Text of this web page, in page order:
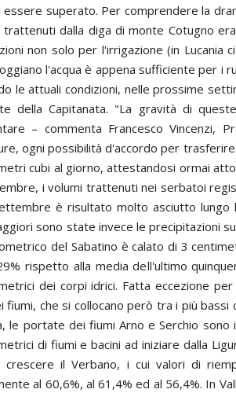
superato. Per comprendere la
trattenuti dalla diga di monte Cotugno
non solo per l'irrigazione (in
l'acqua è appena sufficiente per i
le attuali condizioni, nelle prossime
della Capitanata. "La gravità di
– commenta Francesco Vincenzi,
ogni possibilità d'accordo per trasferire
cubi al giorno, attestandosi ormai
i volumi trattenuti nei serbatoi
è risultato molto asciutto lungo
sono state invece le precipitazioni
del Sabatino è calato di 3
rispetto alla media dell'ultimo
dei corpi idrici. Fatta eccezione
fiumi, che si collocano però tra i più
le portate dei fiumi Arno e Serchio
di fiumi e bacini ad iniziare dalla
crescere il Verbano, i cui valori di
al 60,6%, al 61,4% ed al 56,4%. In